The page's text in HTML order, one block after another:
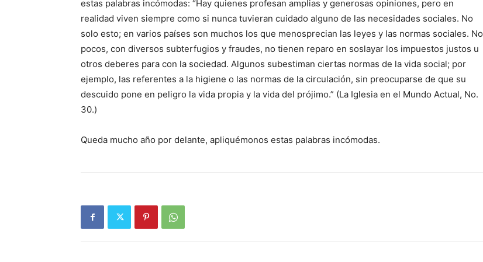
estas palabras incómodas: “Hay quienes profesan amplias y generosas opiniones, pero en
realidad viven siempre como si nunca tuvieran cuidado alguno de las necesidades sociales. No
solo esto; en varios países son muchos los que menosprecian las leyes y las normas sociales. No
pocos, con diversos subterfugios y fraudes, no tienen reparo en soslayar los impuestos justos u
otros deberes para con la sociedad. Algunos subestiman ciertas normas de la vida social; por
ejemplo, las referentes a la higiene o las normas de la circulación, sin preocuparse de que su
descuido pone en peligro la vida propia y la vida del prójimo.” (La Iglesia en el Mundo Actual, No.
30.)
Queda mucho año por delante, apliquémonos estas palabras incómodas.